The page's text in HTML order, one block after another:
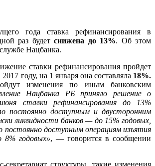
года ставка рефинансирования в
раз будетснижена до 13%. Об этом
Нацбанка.
ставки рефинансирования пройдет
2017 году, на 1 января она составляла 18%.
изменения по иным банковским
Нацбанка РБ приняло решение о
ставки рефинансирования до 13%
постоянно доступным и двусторонним
ликвидности банков — до 15% годовых,
доступным операциям изъятия
годовых», — говорится в сообщении
секретариат структуры, такие изменения